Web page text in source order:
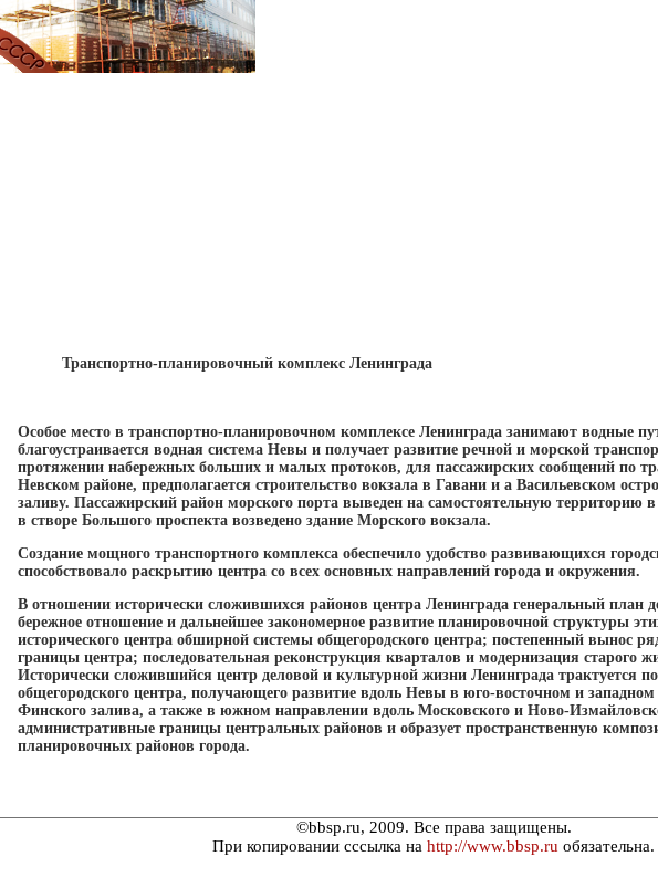
Транспортно-планировочный комплекс Ленинграда
Особое место в транспортно-планировочном комплексе Ленинграда занимают водные
благоустраивается водная система Невы и получает развитие речной и морской
протяжении набережных больших и малых протоков, для пассажирских сообщений по
Невском районе, предполагается строительство вокзала в Гавани и а Васильевском
заливу. Пассажирский район морского порта выведен на самостоятельную территорию в
в створе Большого проспекта возведено здание Морского вокзала.
Создание мощного транспортного комплекса обеспечило удобство развивающихся
способствовало раскрытию центра со всех основных направлений города и окружения.
В отношении исторически сложившихся районов центра Ленинграда генеральный план
бережное отношение и дальнейшее закономерное развитие планировочной структуры
исторического центра обширной системы общегородского центра; постепенный вынос
границы центра; последовательная реконструкция кварталов и модернизация старого
Исторически сложившийся центр деловой и культурной жизни Ленинграда трактуется
общегородского центра, получающего развитие вдоль Невы в юго-восточном и
Финского залива, а также в южном направлении вдоль Московского и Ново-
административные границы центральных районов и образует пространственную
планировочных районов города.
©bbsp.ru, 2009. Все права защищены.
При копировании сссылка на http://www.bbsp.ru обязательна.